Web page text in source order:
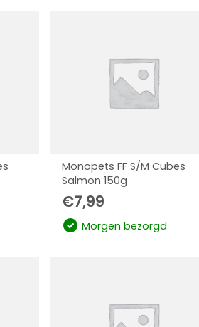
Monopets FF S/M Cubes
Salmon 150g
€7,99
Morgen bezorgd